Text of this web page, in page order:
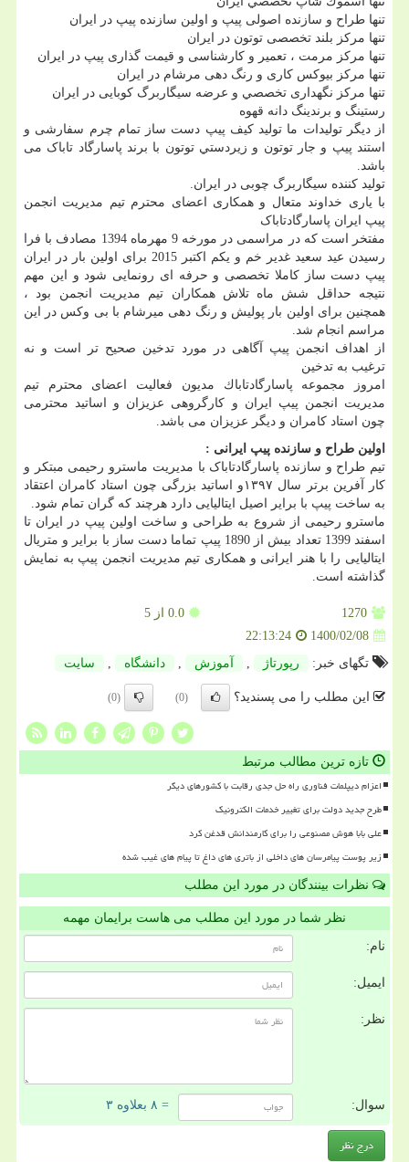
تنها طراح و سازنده اصولی پيپ و اولين سازنده پيپ در ايران
تنها مركز بلند تخصصی توتون در ايران
تنها مركز مرمت ، تعمير و كارشناسی و قيمت گذاری پيپ در ايران
تنها مركز بيوكس كاری و رنگ دهی مرشام در ايران
تنها مركز نگهداری تخصصي و عرضه سيگاربرگ كوبايی در ايران
رستينگ و برندينگ دانه قهوه
از دیگر تولیدات ما تولید کیف پیپ دست ساز تمام چرم سفارشی و
استند پيپ و جار توتون و زيردستي توتون با برند پاسارگاد تاباک می
باشد.
تولید کننده سیگاربرگ چوبی در ایران.
با یاری خداوند متعال و همکاری اعضای محترم تیم مدیریت انجمن
پیپ ایران پاسارگادتاباک
مفتخر است که در مراسمی در مورخه 9 مهرماه 1394 مصادف با فرا
رسیدن عید سعید غدیر خم و یکم اکتبر 2015 برای اولین بار در ایران
پیپ دست ساز کاملا تخصصی و حرفه ای رونمایی شود و این مهم
نتیجه حداقل شش ماه تلاش همکاران تیم مدیریت انجمن بود ،
همچنین برای اولین بار پولیش و رنگ دهی میرشام با بی وکس در این
مراسم انجام شد.
از اهداف انجمن پيپ آگاهی در مورد تدخين صحيح تر است و نه
ترغيب به تدخين
امروز مجموعه پاسارگادتاباك مديون فعاليت اعضای محترم تيم
مديريت انجمن پيپ ايران و كارگروهی عزيزان و اساتيد محترمی
چون استاد كامران و ديگر عزيزان می باشد.
اولین طراح و سازنده پیپ ایرانی :
تیم طراح و سازنده پاسارگادتاباک با مدیریت ماسترو رحیمی مبتکر و
کار آفرین برتر سال ۱۳۹۷و اساتید بزرگی چون استاد کامران اعتقاد
به ساخت پیپ با برایر اصیل ایتالیایی دارد هرچند که گران تمام شود.
ماسترو رحيمی از شروع به طراحی و ساخت اولین پیپ در ایران تا
اسفند 1399 تعداد بیش از 1890 پیپ تماما دست ساز با برایر و متریال
ایتالیایی را با هنر ایرانی و همكاری تيم مديريت انجمن پيپ به نمايش
گذاشته است.
1270
0.0 از 5
1400/02/08
22:13:24
تگهای خبر:
رپورتاژ , آموزش , دانشگاه , سایت
این مطلب را می پسندید؟ (0)
(0)
تازه ترین مطالب مرتبط
اعزام دیپلمات فناوری راه حل جدی رقابت با کشورهای دیگر
طرح جدید دولت برای تغییر خدمات الکترونیک
علی بابا هوش مصنوعی را برای کارمندانش قدغن کرد
زیر پوست پیامرسان های داخلی از باتری های داغ تا پیام های غیب شده
نظرات بینندگان در مورد این مطلب
نظر شما در مورد این مطلب می هاست برایمان مهمه
نام:
ایمیل:
نظر:
سوال: = ۸ بعلاوه ۳